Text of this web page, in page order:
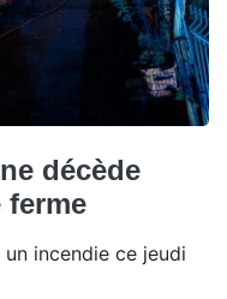
décède
incendie ce jeudi